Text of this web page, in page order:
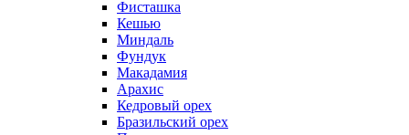
Фисташка
Кешью
Миндаль
Фундук
Макадамия
Арахис
Кедровый орех
Бразильский орех